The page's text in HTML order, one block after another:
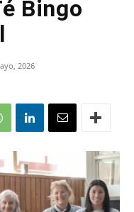
Bingo
2026